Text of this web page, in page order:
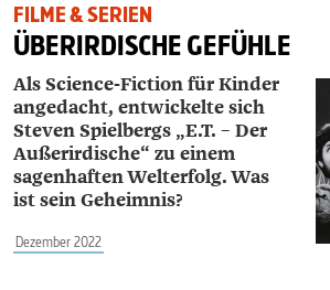
FILME & SERIEN
ÜBERIRDISCHE GEFÜHLE
Als Science-Fiction für Kinder
angedacht, entwickelte sich
Steven Spielbergs „E.T. – Der
Außerirdische“ zu einem
sagenhaften Welterfolg. Was
ist sein Geheimnis?
Dezember 2022